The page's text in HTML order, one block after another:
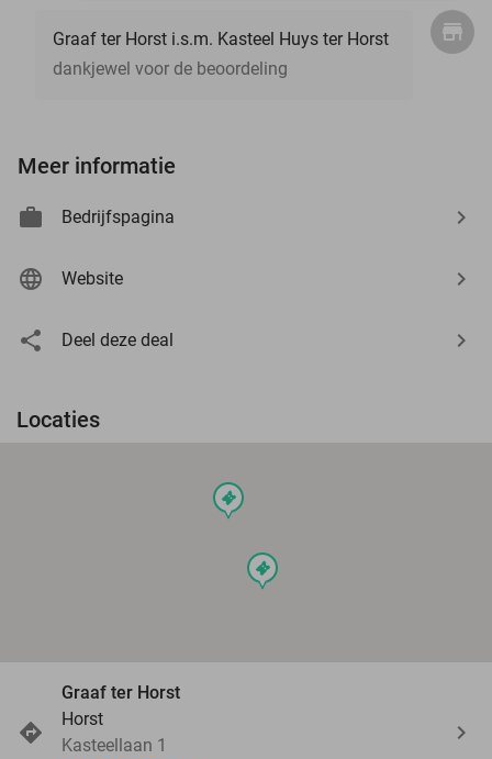
Graaf ter Horst i.s.m. Kasteel Huys ter Horst
dankjewel voor de beoordeling
Meer informatie
Bedrijfspagina
Website
Deel deze deal
Locaties
events
events
Graaf ter Horst
Horst
Kasteellaan 1